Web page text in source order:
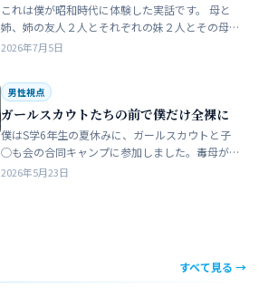
これは僕が昭和時代に体験した実話です。 母と
姉、姉の友人２人とそれぞれの妹２人とその母
親達、計9人で海水浴に行きました。当時、僕は
2026年7月5日
男性視点
ガールスカウトたちの前で僕だけ全裸に
僕はS学6年生の夏休みに、ガールスカウトと子
◯も会の合同キャンプに参加しました。毒母が
勝手に申し込んだ強制的なイベントでした。ま
2026年5月23日
すべて見る →